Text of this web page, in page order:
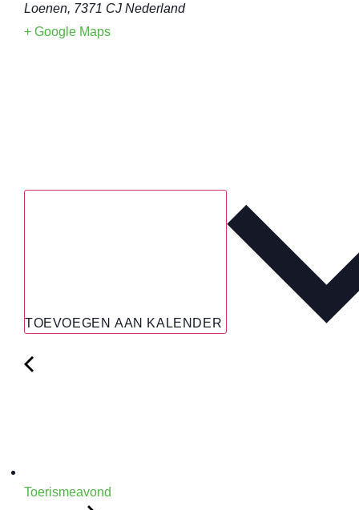
Loenen, 7371 CJ Nederland
+ Google Maps
TOEVOEGEN AAN KALENDER
Toerismeavond